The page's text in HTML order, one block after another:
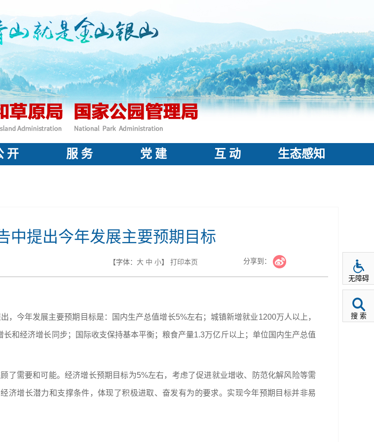
开 服 务 党 建 互 动 生态感知
中提出今年发展主要预期目标
【字体： 大 中 小】 打印本页 分享到：
今年发展主要预期目标是：国内生产总值增长5%左右；城镇新增就业1200万人以上，
和经济增长同步；国际收支保持基本平衡；粮食产量1.3万亿斤以上；单位国内生产总值
了需要和可能。经济增长预期目标为5%左右，考虑了促进就业增收、防范化解风险等需
济增长潜力和支撑条件，体现了积极进取、奋发有为的要求。实现今年预期目标并非易
无障碍
搜 索